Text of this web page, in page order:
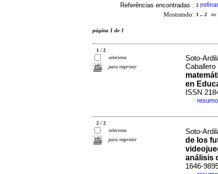
Referências encontradas : 2 [refinar
Mostrando: 1 .. 2 no
página 1 de 1
1 / 2
seleciona
para imprimir
Soto-
Caballero
en
ISSN
·
2 / 2
seleciona
para imprimir
Soto-
de los
análisis
1646-